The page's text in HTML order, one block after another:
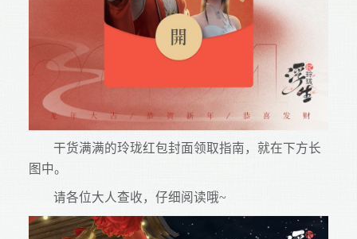
干货满满的玲珑红包封面领取指南，就在下方长
图中。
请各位大人查收，仔细阅读哦~